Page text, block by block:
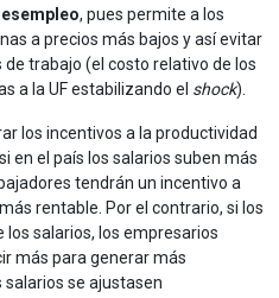
, pues permite a los
a precios más bajos y así evitar
trabajo (el costo relativo de los
a la UF estabilizando el shock).
los incentivos a la productividad
en el país los salarios suben más
tendrán un incentivo a
rentable. Por el contrario, si los
salarios, los empresarios
más para generar más
salarios se ajustasen